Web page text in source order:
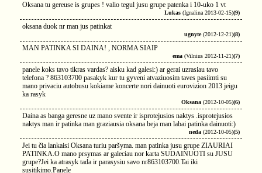
Oksana tu gereuse is grupes ! valio tegul jusu grupe patenka i 10-uko 1 vt
Lukas (Ignalina 2013-02-15)(9)
oksana duok nr man jus patinkat
ugnyte(2012-12-21)(8)
MAN PATINKA SI DAINA! , NORMA SIAIP
ema (Vilnius 2012-11-21)(7)
panele koks tavo tikras vardas? aisku kad galesi:) ar gerai uzrasiau tavo
telefona ? 863103700 pasakyk kur tu gyveni atvaziuosim taves pasiimti su
mano privaciu autobusu kokiame koncerte nori dainuoti eurovizion 2013 jeigu
ka rasyk
Oksana (2012-10-05)(6)
Daina as banga geresne uz mano svente ir isprotejusios naktys .isprotejusios
naktys man ir patinka man graziausia oksana beja man labai patinka dainuoti:)
neda (2012-10-05)(5)
Jei tu čia lankaisi Oksana turiu paršyma. man patinka jusu grupe ZIAURIAI
PATINKA.O mano prsymas ar galeciau nor karta SUDAINUOTI su JUSU
grupe?Jei ka atrasyk tada ir parasysiu savo nr863103700.Tai iki
susitikimo.Panele